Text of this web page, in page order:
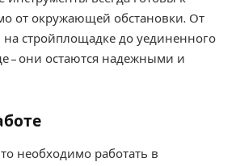
от окружающей обстановки. От
стройплощадке до уединенного
– они остаются надежными и
необходимо работать в